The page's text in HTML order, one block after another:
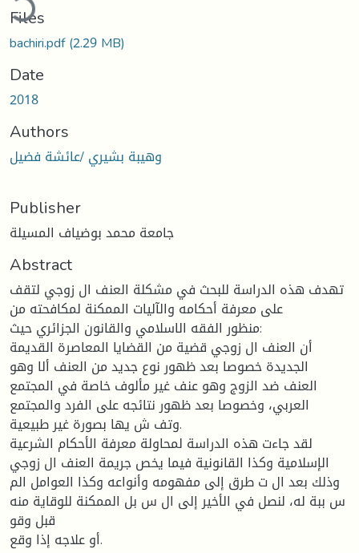
Files
bachiri.pdf(2.29 MB)
Date
2018
Authors
وهيبة بشيري /عائشة فضيل
Publisher
جامعة محمد بوضياف المسيلة
Abstract
تهدف هذه الدراسة للبحث في مشكلة العنف ال زوجي لتقف
على معرفة أحكامه والآليات الممكنة لمكافحته من
منظور الفقه الاسلامي والقانون الجزائري حيث:
أن العنف ال زوجي قضية من القضايا المعاصرة القديمة
الجديدة خصوصا بعد ظهور نوع جديد من العنف ألا وهو
العنف ضد الزوج وهو عنف غير مألوف خاصة في المجتمع
العربي، وخصوصا بعد ظهور نتائجه على الفرد والمجتمع
وتف ش يها بصورة غير طبيعية.
لقد جاءت هذه الدراسة لمحاولة معرفة الأحكام الشرعية
الإسلامية وكذا القانونية فيما يخص جريمة العنف ال زوجي
وذلك بعد ال ت طرق إلى مفهومه وأنواعه وكذا العوامل الم
س ببة له، لنصل في الأخير إلى ال س بل الممكنة للوقاية منه
قبل وقو
أو علاجه إذا وقع.